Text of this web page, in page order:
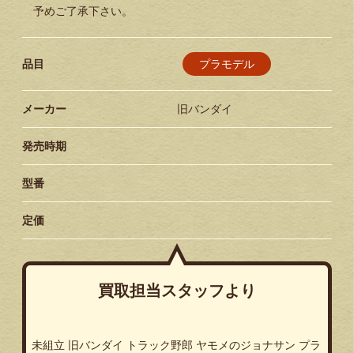
予めご了承下さい。
品目 プラモデル
メーカー 旧バンダイ
発売時期
型番
定価
買取担当スタッフより
未組立 旧バンダイ トラック野郎 ヤモメのジョナサン プラ